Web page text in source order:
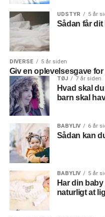
UDSTYR 5 år
Sådan får
DIVERSE 5 år siden
Giv en oplevelsesgave
TØJ 7 år siden
Hvad skal
barn skal
BABYLIV 6 år
Sådan kan
BABYLIV 5 år
Har din
naturligt at